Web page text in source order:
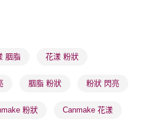
或以上免運費
訂單將隨機分配至SF順豐速運或京東
或以上免運費
。確認發貨後2-5個工作天到店，3天內
胭脂 花漾 粉狀
胭脂 粉狀 粉狀 閃亮
粉狀 Canmake 花漾